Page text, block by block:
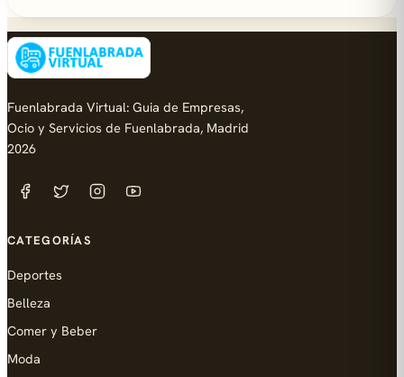
Fuenlabrada Virtual: Guia de Empresas,
Ocio y Servicios de Fuenlabrada, Madrid
2026
CATEGORÍAS
Deportes
Belleza
Comer y Beber
Moda